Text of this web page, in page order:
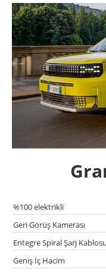
%100 elektrikli
Geri Görüş Kamerası
Entegre Spiral Şarj Kablosu
Geniş İç Hacim